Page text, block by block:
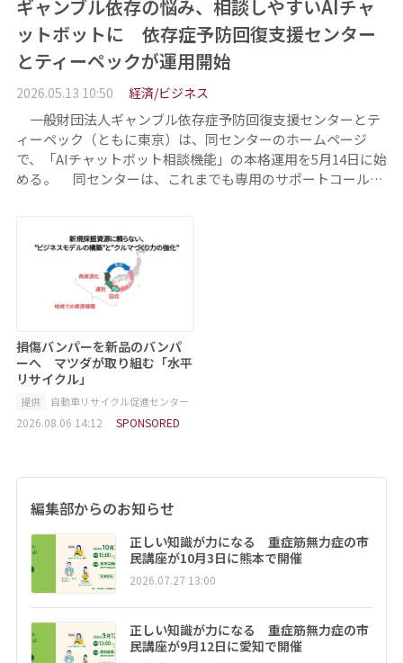
ギャンブル依存の悩み、相談しやすいAIチャ
ットボットに 依存症予防回復支援センター
とティーペックが運用開始
2026.05.13 10:50 経済/ビジネス
一般財団法人ギャンブル依存症予防回復支援センターとテ
ィーペック（ともに東京）は、同センターのホームページ
で、「AIチャットボット相談機能」の本格運用を5月14日に始
める。 同センターは、これまでも専用のサポートコール…
損傷バンパーを新品のバンパ
ーへ マツダが取り組む「水平
リサイクル」
提供 自動車リサイクル促進センター
2026.08.06 14:12 SPONSORED
編集部からのお知らせ
正しい知識が力になる 重症筋無力症の市
民講座が10月3日に熊本で開催
2026.07.27 13:00
正しい知識が力になる 重症筋無力症の市
民講座が9月12日に愛知で開催